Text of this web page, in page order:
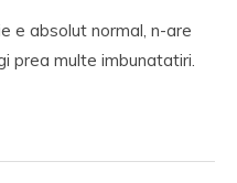
e absolut normal, n-are
prea multe imbunatatiri.